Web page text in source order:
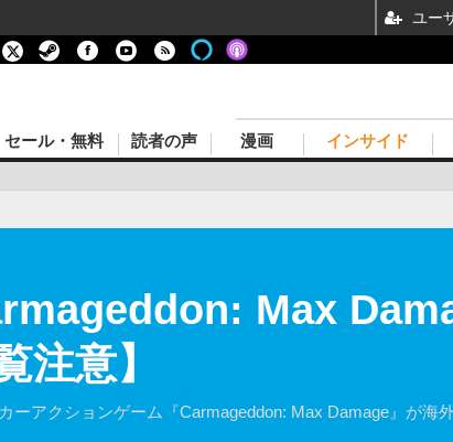
セール・無料 読者の声 漫画 インサイド
Max
注意】
ーアクションゲーム『Carmageddon: Max Damage』が海
ユー